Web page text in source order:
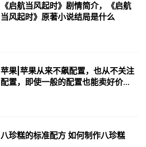
《启航当风起时》剧情简介，《启航
当风起时》原著小说结局是什么
苹果|苹果从来不飙配置，也从不关注
配置，即使一般的配置也能卖好价
八珍糕的标准配方 如何制作八珍糕